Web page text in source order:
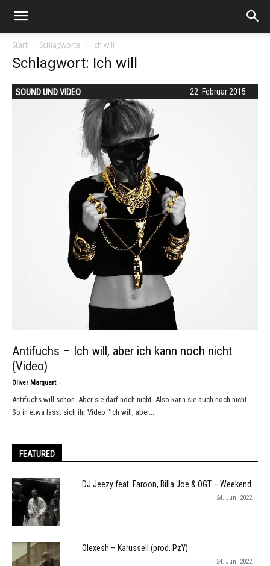
Start Schlagworte Ich will
Schlagwort: Ich will
22. Februar 2015
SOUND UND VIDEO
Antifuchs – Ich will, aber ich kann noch nicht
(Video)
Oliver Marquart -
Antifuchs will schon. Aber sie darf noch nicht. Also kann sie auch noch nicht.
So in etwa lässt sich ihr Video "Ich will, aber...
FEATURED
DJ Jeezy feat. Faroon, Billa Joe & OGT – Weekend
24. Juni 2022
Olexesh – Karussell (prod. PzY)
24. Juni 2022